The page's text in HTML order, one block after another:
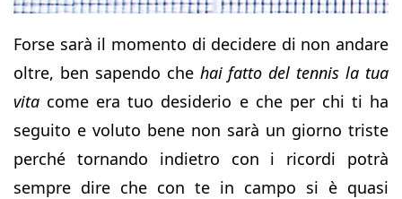
Forse sarà il momento di decidere di non andare
oltre, ben sapendo che hai fatto del tennis la tua
vita come era tuo desiderio e che per chi ti ha
seguito e voluto bene non sarà un giorno triste
perché tornando indietro con i ricordi potrà
sempre dire che con te in campo si è quasi